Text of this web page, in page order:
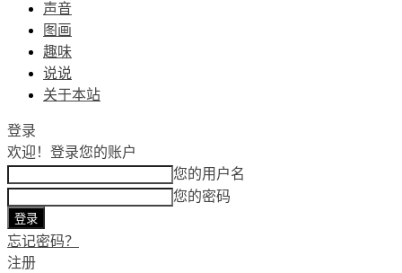
声音
图画
趣味
说说
关于本站
登录
欢迎！ 登录您的账户
您的用户名
您的密码
忘记密码？
注册